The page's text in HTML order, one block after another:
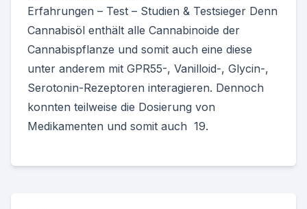
Erfahrungen – Test – Studien & Testsieger Denn
Cannabisöl enthält alle Cannabinoide der
Cannabispflanze und somit auch eine diese
unter anderem mit GPR55-, Vanilloid-, Glycin-,
Serotonin-Rezeptoren interagieren. Dennoch
konnten teilweise die Dosierung von
Medikamenten und somit auch 19.